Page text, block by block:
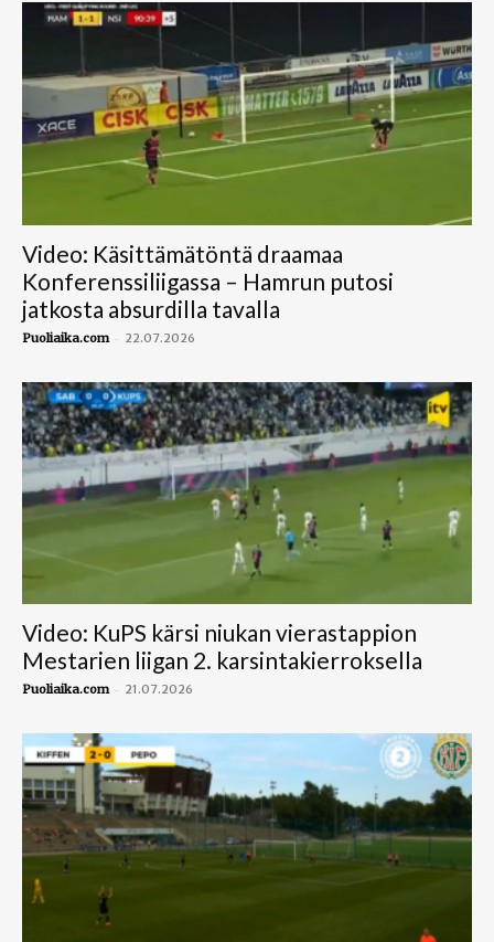
Video: Käsittämätöntä draamaa
Konferenssiliigassa – Hamrun putosi
jatkosta absurdilla tavalla
Puoliaika.com - 22.07.2026
Video: KuPS kärsi niukan vierastappion
Mestarien liigan 2. karsintakierroksella
Puoliaika.com - 21.07.2026